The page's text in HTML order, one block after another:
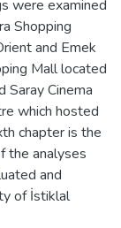
were examined
Shopping
and Emek
Mall located
Saray Cinema
which hosted
chapter is the
the analyses
and
of İstiklal